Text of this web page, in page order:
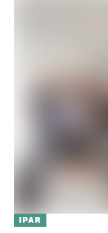
IPAR